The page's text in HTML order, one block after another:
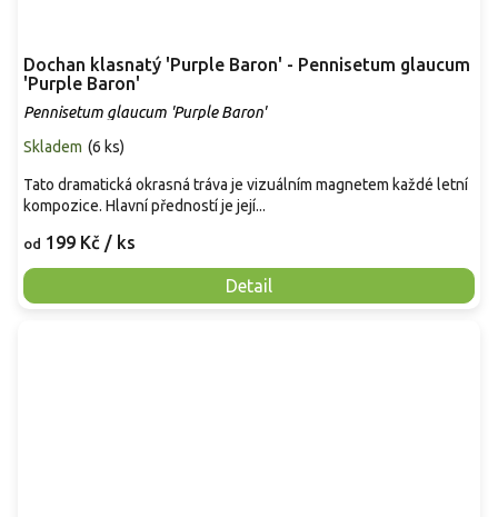
Dochan klasnatý 'Purple Baron' - Pennisetum glaucum
'Purple Baron'
Pennisetum glaucum 'Purple Baron'
Skladem (6 ks)
od 199 Kč / ks
Detail
Tato dramatická okrasná tráva je vizuálním magnetem každé letní
kompozice. Hlavní předností je její...